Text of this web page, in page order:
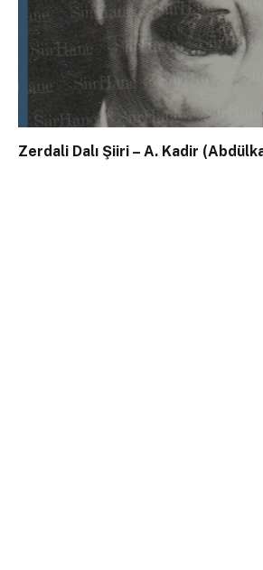
Zerdali Dalı Şiiri – A. Kadir